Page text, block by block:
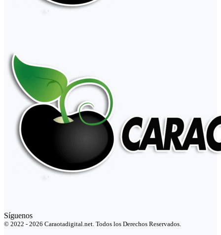
Síguenos
© 2022 - 2026 Caraotadigital.net. Todos los Derechos Reservados.